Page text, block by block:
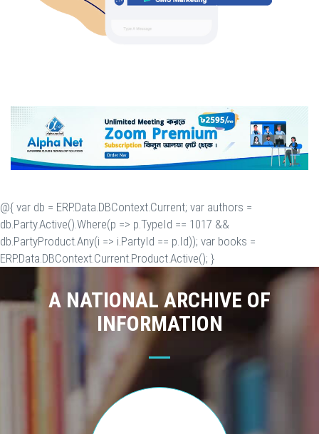
@{ var db = ERP.Data.DBContext.Current; var authors =
db.Party.Active().Where(p => p.TypeId == 1017 &&
db.PartyProduct.Any(i => i.PartyId == p.Id)); var books =
ERP.Data.DBContext.Current.Product.Active(); }
A NATIONAL ARCHIVE OF
INFORMATION